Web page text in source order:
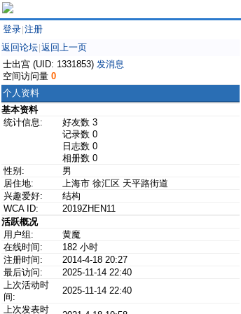
登录 注册
返回论坛 返回上一页
士出宫 (UID: 1331853) 发消息
空间访问量 0
个人资料
基本资料
统计信息:
好友数 3
记录数 0
日志数 0
相册数 0
性别:
男
居住地:
上海市 徐汇区 天平路街道
兴趣爱好:
结构
WCA ID:
2019ZHEN11
活跃概况
用户组:
黄魔
在线时间:
182 小时
注册时间:
2014-4-18 20:27
最后访问:
2025-11-14 22:40
上次活动时
间:
2025-11-14 22:40
上次发表时